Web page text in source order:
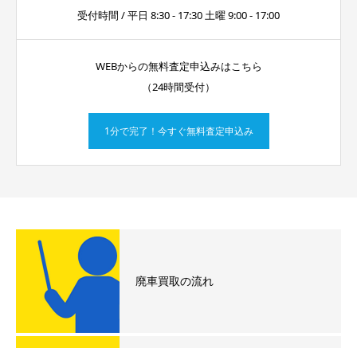
受付時間 / 平日 8:30 - 17:30 土曜 9:00 - 17:00
WEBからの無料査定申込みはこちら
（24時間受付）
1分で完了！今すぐ無料査定申込み
廃車買取の流れ